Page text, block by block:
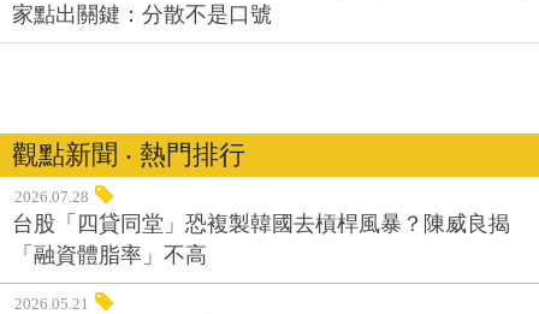
家點出關鍵：分散不是口號
觀點新聞 ‧ 熱門排行
2026.07.28
台股「四貸同堂」恐複製韓國去槓桿風暴？陳威良揭
「融資體脂率」不高
2026.05.21